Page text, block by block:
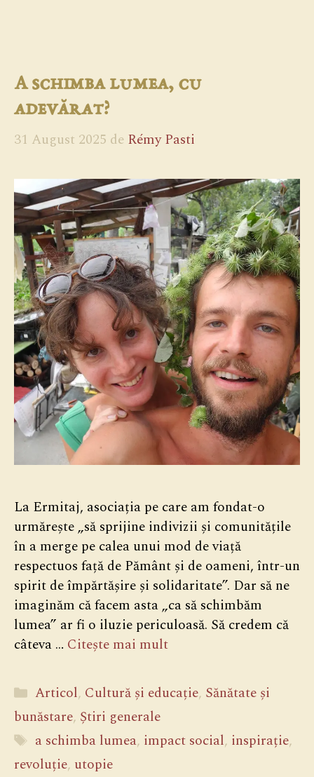
A schimba lumea, cu
adevărat?
31 August 2025 de Rémy Pasti
La Ermitaj, asociația pe care am fondat-o
urmărește „să sprijine indivizii și comunitățile
în a merge pe calea unui mod de viață
respectuos față de Pământ și de oameni, într-un
spirit de împărtășire și solidaritate”. Dar să ne
imaginăm că facem asta „ca să schimbăm
lumea” ar fi o iluzie periculoasă. Să credem că
câteva … Citește mai mult
Categorii
Articol, Cultură și educație, Sănătate și
bunăstare, Știri generale
Etichete
a schimba lumea, impact social, inspirație,
revoluție, utopie